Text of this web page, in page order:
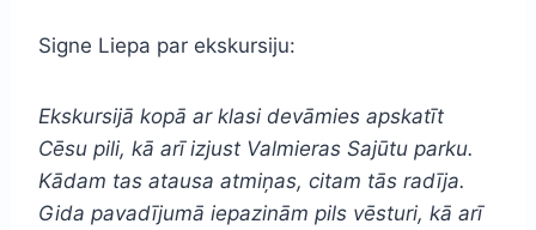
Signe Liepa par ekskursiju:
Ekskursijā kopā ar klasi devāmies apskatīt
Cēsu pili, kā arī izjust Valmieras Sajūtu parku.
Kādam tas atausa atmiņas, citam tās radīja.
Gida pavadījumā iepazinām pils vēsturi, kā arī